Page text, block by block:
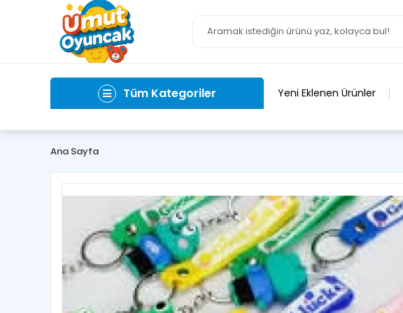
Tüm Kategoriler Yeni Eklenen Ürünler
Ana Sayfa